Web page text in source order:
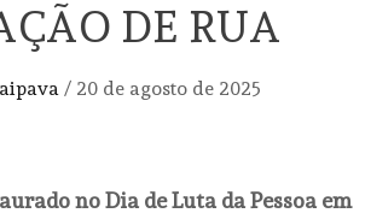
DE RUA
/ 20 de agosto de 2025
no Dia de Luta da Pessoa em